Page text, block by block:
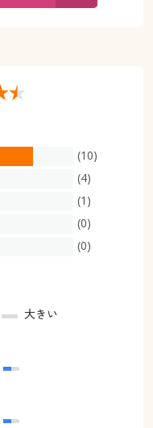
(10)
(4)
(1)
(0)
(0)
大きい